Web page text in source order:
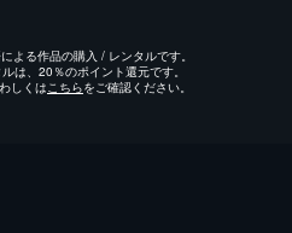
よる作品の購入 / レンタルです。
は、20％のポイント還元です。
しくは こちらをご確認ください。